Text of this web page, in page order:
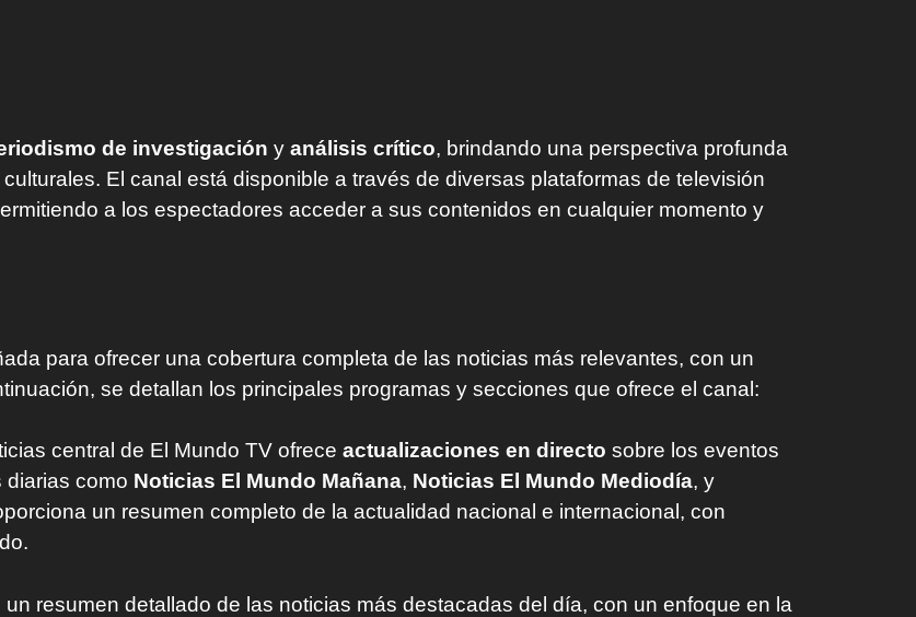
de investigación y análisis crítico, brindando una perspectiva profunda
El canal está disponible a través de diversas plataformas de televisión
a los espectadores acceder a sus contenidos en cualquier momento y
para ofrecer una cobertura completa de las noticias más relevantes, con un
se detallan los principales programas y secciones que ofrece el canal:
central de El Mundo TV ofrece actualizaciones en directo sobre los eventos
diarias como Noticias El Mundo Mañana, Noticias El Mundo Mediodía, y
un resumen completo de la actualidad nacional e internacional, con
un resumen detallado de las noticias más destacadas del día, con un enfoque en la